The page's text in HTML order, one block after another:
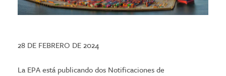
28 DE FEBRERO DE 2024
La EPA está publicando dos Notificaciones de